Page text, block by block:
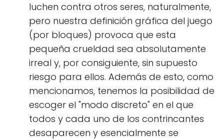
luchen contra otros seres, naturalmente,
pero nuestra definición gráfica del juego
(por bloques) provoca que esta
pequeña crueldad sea absolutamente
irreal y, por consiguiente, sin supuesto
riesgo para ellos. Además de esto, como
mencionamos, tenemos la posibilidad de
escoger el "modo discreto" en el que
todos y cada uno de los contrincantes
desaparecen y esencialmente se